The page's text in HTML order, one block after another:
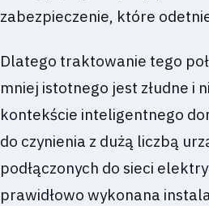
zabezpieczenie, które
Dlatego traktowanie tego
mniej istotnego jest złudne i
kontekście inteligentnego
do czynienia z dużą liczbą
podłączonych do sieci
prawidłowo wykonana